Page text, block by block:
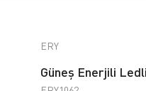
ERY
Güneş Enerjili